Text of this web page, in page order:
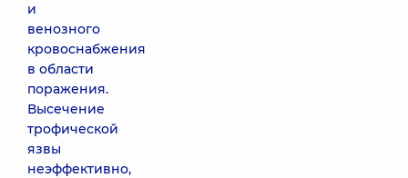
и
венозного
кровоснабжения
в области
поражения.
Высечение
трофической
язвы
неэффективно,